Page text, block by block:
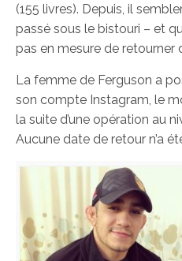
(155 livres). Depuis, il
passé sous le bistouri – et
pas en mesure de retourner
La femme de Ferguson a
son compte Instagram, le
la suite d’une opération au
Aucune date de retour n’a